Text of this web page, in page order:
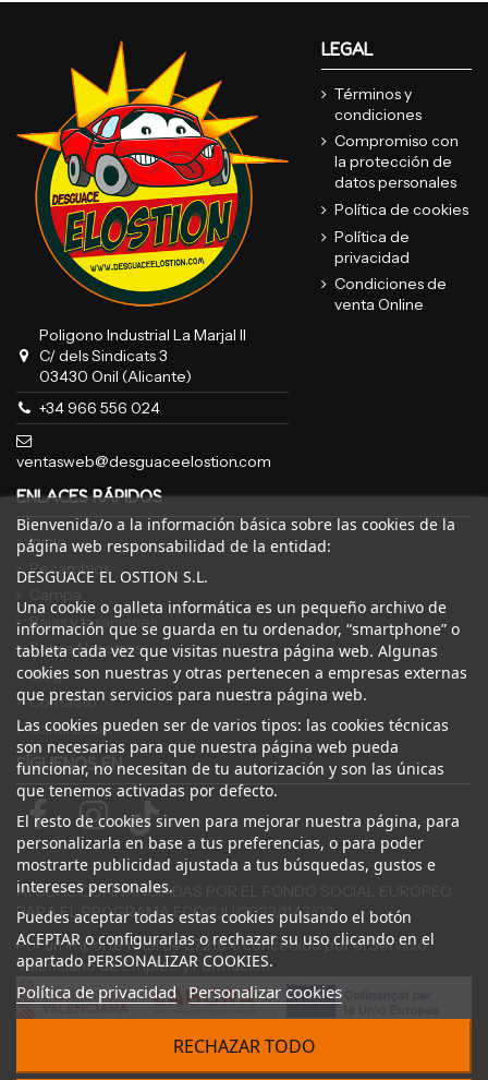
Poligono Industrial La Marjal II
C/ dels Sindicats 3
03430 Onil (Alicante)
+34 966 556 024
ventasweb@desguaceelostion.com
LEGAL
Términos y
condiciones
Compromiso con
la protección de
datos personales
Política de cookies
Política de
privacidad
Condiciones de
venta Online
ENLACES RÁPIDOS
Inicio
Recambios
Bajas y tasaciones
Sobre Nosotros
Blog
Contacto
Canal Ético
Bienvenida/o a la información básica sobre las cookies de la
página web responsabilidad de la entidad:
DESGUACE EL OSTION S.L.
Una cookie o galleta informática es un pequeño archivo de
información que se guarda en tu ordenador, “smartphone” o
tableta cada vez que visitas nuestra página web. Algunas
cookies son nuestras y otras pertenecen a empresas externas
que prestan servicios para nuestra página web.
Las cookies pueden ser de varios tipos: las cookies técnicas
son necesarias para que nuestra página web pueda
funcionar, no necesitan de tu autorización y son las únicas
que tenemos activadas por defecto.
El resto de cookies sirven para mejorar nuestra página, para
personalizarla en base a tus preferencias, o para poder
mostrarte publicidad ajustada a tus búsquedas, gustos e
intereses personales.
Puedes aceptar todas estas cookies pulsando el botón
ACEPTAR o configurarlas o rechazar su uso clicando en el
apartado PERSONALIZAR COOKIES.
Política de privacidad Personalizar cookies
RECHAZAR TODO
SÍGUENOS EN
AYUDAS COFINANCIADAS POR EL FONDO SOCIAL EUROPEO
PARA EL PROGRAMA ECOGJU/2023/1143/03
Por un importe total de 27.216 € concedido por el Servicio
Valenciano de Empleo y Formación.